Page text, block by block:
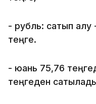
- рубль: сатып алу
теңге.
- юань 75,76
теңгеден